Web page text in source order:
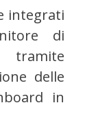
integrati
di
delle
in